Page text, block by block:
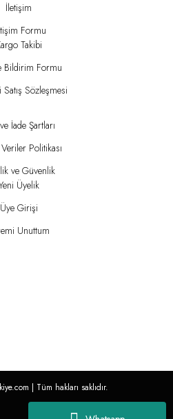
İletişim
Formu
Takibi
Bildirim Formu
Sözleşmesi
İade Şartları
Politikası
ve Güvenlik
Üyelik
Üye Girişi
Unuttum
| Tüm hakları saklıdır.